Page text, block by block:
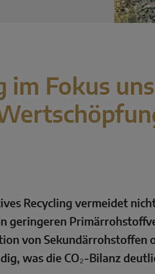
im Fokus
Recycling vermeidet
geringeren
von Sekundärrohstoffen
was die CO₂-Bilanz